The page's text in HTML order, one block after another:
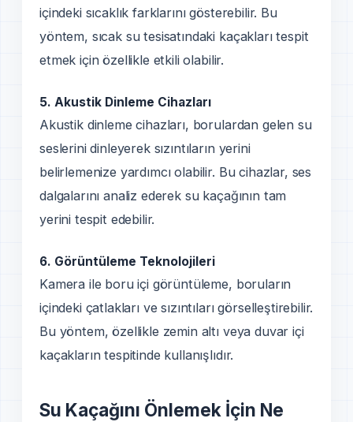
içindeki sıcaklık farklarını gösterebilir. Bu
yöntem, sıcak su tesisatındaki kaçakları tespit
etmek için özellikle etkili olabilir.
5. Akustik Dinleme Cihazları
Akustik dinleme cihazları, borulardan gelen su
seslerini dinleyerek sızıntıların yerini
belirlemenize yardımcı olabilir. Bu cihazlar, ses
dalgalarını analiz ederek su kaçağının tam
yerini tespit edebilir.
6. Görüntüleme Teknolojileri
Kamera ile boru içi görüntüleme, boruların
içindeki çatlakları ve sızıntıları görselleştirebilir.
Bu yöntem, özellikle zemin altı veya duvar içi
kaçakların tespitinde kullanışlıdır.
Su Kaçağını Önlemek İçin Ne